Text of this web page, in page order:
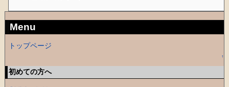
Menu
トップページ
↑
初めての方へ